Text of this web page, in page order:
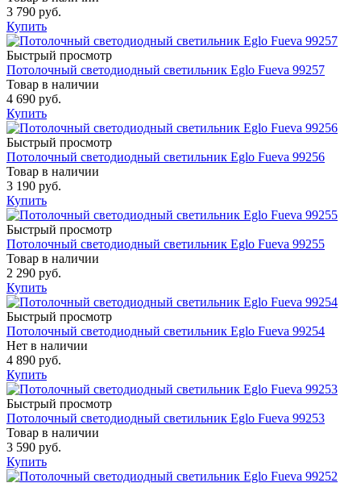
3 790 руб.
Купить
Быстрый просмотр
Потолочный светодиодный светильник Eglo Fueva 99257
Товар в наличии
4 690 руб.
Купить
Быстрый просмотр
Потолочный светодиодный светильник Eglo Fueva 99256
Товар в наличии
3 190 руб.
Купить
Быстрый просмотр
Потолочный светодиодный светильник Eglo Fueva 99255
Товар в наличии
2 290 руб.
Купить
Быстрый просмотр
Потолочный светодиодный светильник Eglo Fueva 99254
Нет в наличии
4 890 руб.
Купить
Быстрый просмотр
Потолочный светодиодный светильник Eglo Fueva 99253
Товар в наличии
3 590 руб.
Купить